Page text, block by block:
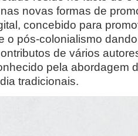
novas formas de
concebido para
o pós-colonialismo
de vários
pela abordagem
tradicionais.